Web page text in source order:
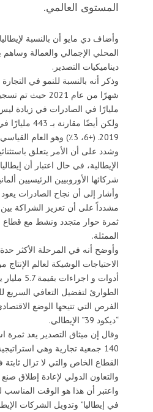
المستوى العالمي.
وأضاف دي مايو أن بالنسبة
المحلي الإجمالي والعمالة
ديناميكيات التصدير.
ولكن أيضًا
2019. (+6، 3٪) وهو العام القياسي للصادرات الإيطالية.
وشدد على أن الأمر يتعلق
الإيطالية، في حال اعتبار أن
شركائها الأوروبيين الرئيسيين
وأشار إلى أن نجاح الصادرات
مشدداً على أن تعزيز الشراكة
ثمرة حوار متجدد ونشط مع قطاع
الممثلة.
وأوضح أنه في المرحلة الأكثر حدة
الاحتياجات الوشيكة لعالم
أدوات و
الطوارئ لتفضيل التعافي السريع
الفرص التي تتيحها الوضع
“ديكود 39” الإيطالي.
وقال إن ميثاق التصدير يعد
140 جمعية تجارية وهي
القطاع الخاص والتي لا تزال
والتعاون الدولي لإعادة إطلاق صنع
واعتبر أن هذا هو الوقت
في إيطاليا” وتدويل الشركات